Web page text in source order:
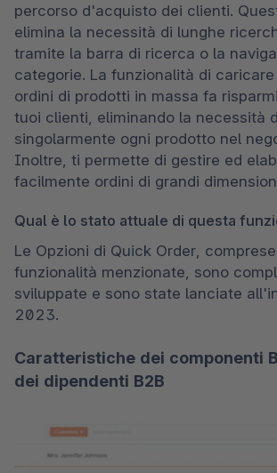
percorso d'acquisto dei clienti.
elimina la necessità di lunghe
tramite la barra di ricerca o la
categorie. La funzionalità di
ordini di prodotti in massa fa
tuoi clienti, eliminando la necessità
singolarmente ogni prodotto nel
Inoltre, ti permette di gestire ed
facilmente ordini di grandi
Qual è lo stato attuale di questa
Le Opzioni di Quick Order,
funzionalità menzionate, sono
sviluppate e sono state lanciate
2023.
Caratteristiche dei componenti
dei dipendenti B2B